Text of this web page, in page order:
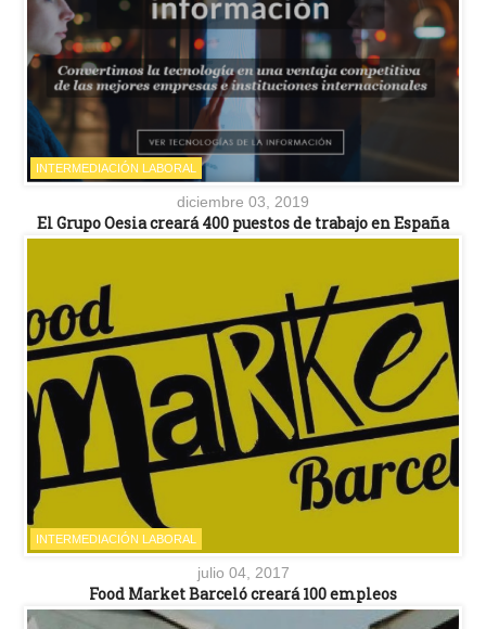
INTERMEDIACIÓN LABORAL
diciembre 03, 2019
El Grupo Oesia creará 400 puestos de trabajo en España
INTERMEDIACIÓN LABORAL
julio 04, 2017
Food Market Barceló creará 100 empleos